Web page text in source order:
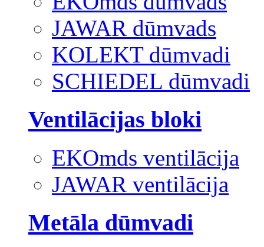
JAWAR dūmvads
KOLEKT dūmvadi
SCHIEDEL dūmvadi
Ventilācijas bloki
EKOmds ventilācija
JAWAR ventilācija
Metāla dūmvadi